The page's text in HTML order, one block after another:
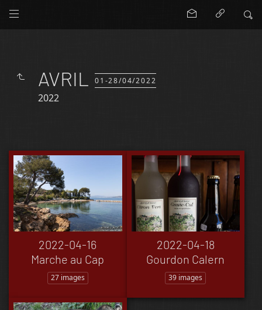
AVRIL 01-28/04/2022
2022
2022-04-16
Marche au Cap
27 images
2022-04-18
Gourdon Calern
39 images